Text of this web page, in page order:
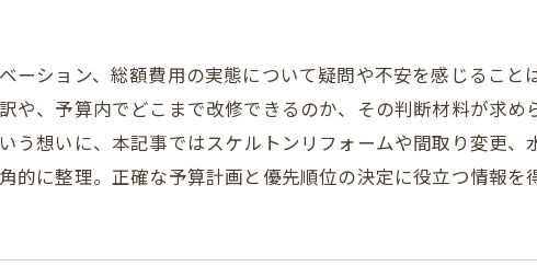
ーション、総額費用の実態について疑問や不安を感じるこ
や、予算内でどこまで改修できるのか、その判断材料が求
う想いに、本記事ではスケルトンリフォームや間取り変更
的に整理。正確な予算計画と優先順位の決定に役立つ情報を